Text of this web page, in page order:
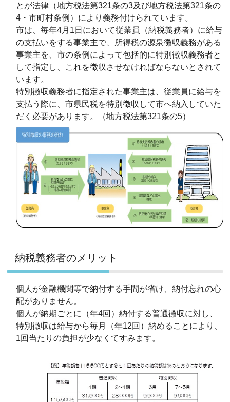
とが法律（地方税法第321条の3及び地方税法第321条の
4・市町村条例）により義務付けられています。
市は、毎年4月1日において従業員（納税義務者）に給与
の支払いをする事業主で、所得税の源泉徴収義務がある
事業主を、市の条例によって包括的に特別徴収義務者と
して指定し、これを徴収させなければならないとされて
います。
特別徴収義務者に指定された事業主は、従業員に給与を
支払う際に、市県民税を特別徴収して市へ納入していた
だく必要があります。（地方税法第321条の5）
納税義務者のメリット
個人が金融機関等で納付する手間が省け、納付忘れの心
配がありません。
個人が納期ごとに（年4回）納付する普通徴収に対し、
特別徴収は給与から毎月（年12回）納めることにより、
1回当たりの負担が少なくてすみます。